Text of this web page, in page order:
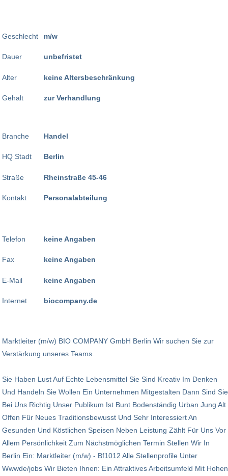
Geschlecht
Dauer
Alter
Gehalt
m/w
unbefristet
keine Altersbeschränkung
zur Verhandlung
Branche
HQ Stadt
Straße
Kontakt
Telefon
Fax
E-Mail
Internet
Handel
Berlin
Rheinstraße 45-46
Personalabteilung
keine Angaben
keine Angaben
keine Angaben
biocompany.de
Marktleiter (m/w) BIO COMPANY GmbH Berlin Wir suchen Sie zur
Verstärkung unseres Teams.
Sie Haben Lust Auf Echte Lebensmittel Sie Sind Kreativ Im Denken
Und Handeln Sie Wollen Ein Unternehmen Mitgestalten Dann Sind Sie
Bei Uns Richtig Unser Publikum Ist Bunt Bodenständig Urban Jung Alt
Offen Für Neues Traditionsbewusst Und Sehr Interessiert An
Gesunden Und Köstlichen Speisen Neben Leistung Zählt Für Uns Vor
Allem Persönlichkeit Zum Nächstmöglichen Termin Stellen Wir In
Berlin Ein: Marktleiter (m/w) - Bf1012 Alle Stellenprofile Unter
Wwwde/jobs Wir Bieten Ihnen: Ein Attraktives Arbeitsumfeld Mit Hohen